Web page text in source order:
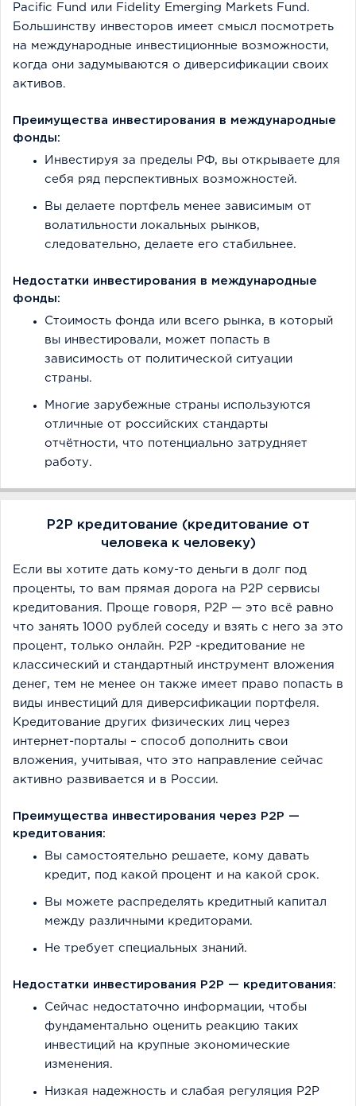
Pacific Fund или Fidelity Emerging Markets Fund.
Большинству инвесторов имеет смысл посмотреть
на международные инвестиционные возможности,
когда они задумываются о диверсификации своих
активов.
Преимущества инвестирования в международные
фонды:
Инвестируя за пределы РФ, вы открываете для
себя ряд перспективных возможностей.
Вы делаете портфель менее зависимым от
волатильности локальных рынков,
следовательно, делаете его стабильнее.
Недостатки инвестирования в международные
фонды:
Стоимость фонда или всего рынка, в который
вы инвестировали, может попасть в
зависимость от политической ситуации
страны.
Многие зарубежные страны используются
отличные от российских стандарты
отчётности, что потенциально затрудняет
работу.
P2P кредитование (кредитование от
человека к человеку)
Если вы хотите дать кому-то деньги в долг под
проценты, то вам прямая дорога на P2P сервисы
кредитования. Проще говоря, P2P — это всё равно
что занять 1000 рублей соседу и взять с него за это
процент, только онлайн. P2P -кредитование не
классический и стандартный инструмент вложения
денег, тем не менее он также имеет право попасть в
виды инвестиций для диверсификации портфеля.
Кредитование других физических лиц через
интернет-порталы – способ дополнить свои
вложения, учитывая, что это направление сейчас
активно развивается и в России.
Преимущества инвестирования через P2P —
кредитования:
Вы самостоятельно решаете, кому давать
кредит, под какой процент и на какой срок.
Вы можете распределять кредитный капитал
между различными кредиторами.
Не требует специальных знаний.
Недостатки инвестирования P2P — кредитования:
Сейчас недостаточно информации, чтобы
фундаментально оценить реакцию таких
инвестиций на крупные экономические
изменения.
Низкая надежность и слабая регуляция P2P